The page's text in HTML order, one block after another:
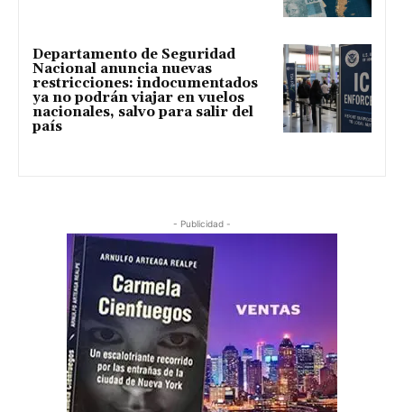
Departamento de Seguridad
Nacional anuncia nuevas
restricciones: indocumentados
ya no podrán viajar en vuelos
nacionales, salvo para salir del
país
- Publicidad -